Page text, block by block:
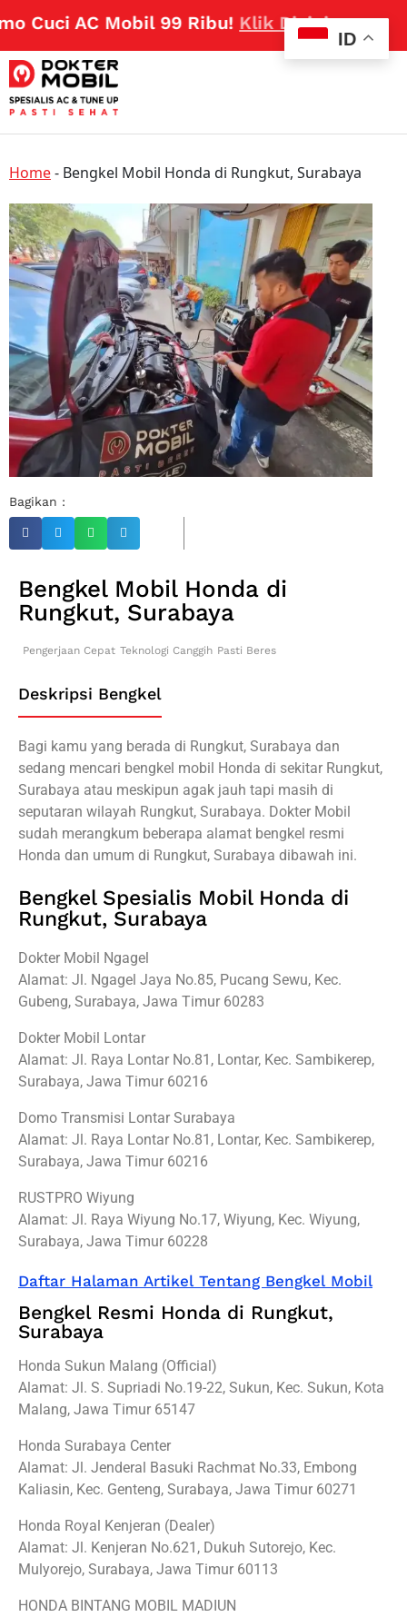
AC Mobil 99 Ribu!Klik Disini
Home- Bengkel Mobil Honda di Rungkut, Surabaya
Bagikan :
Bengkel Mobil Honda di
Rungkut, Surabaya
Pengerjaan Cepat Teknologi Canggih Pasti Beres
Deskripsi Bengkel
Bagi kamu yang berada di Rungkut, Surabaya dan
sedang mencari bengkel mobil Honda di sekitar Rungkut,
Surabaya atau meskipun agak jauh tapi masih di
seputaran wilayah Rungkut, Surabaya. Dokter Mobil
sudah merangkum beberapa alamat bengkel resmi
Honda dan umum di Rungkut, Surabaya dibawah ini.
Bengkel Spesialis Mobil Honda di
Rungkut, Surabaya
Dokter Mobil Ngagel
Alamat: Jl. Ngagel Jaya No.85, Pucang Sewu, Kec.
Gubeng, Surabaya, Jawa Timur 60283
Dokter Mobil Lontar
Alamat: Jl. Raya Lontar No.81, Lontar, Kec. Sambikerep,
Surabaya, Jawa Timur 60216
Domo Transmisi Lontar Surabaya
Alamat: Jl. Raya Lontar No.81, Lontar, Kec. Sambikerep,
Surabaya, Jawa Timur 60216
RUSTPRO Wiyung
Alamat: Jl. Raya Wiyung No.17, Wiyung, Kec. Wiyung,
Surabaya, Jawa Timur 60228
Daftar Halaman Artikel Tentang Bengkel Mobil
Bengkel Resmi Honda di Rungkut,
Surabaya
Honda Sukun Malang (Official)
Alamat: Jl. S. Supriadi No.19-22, Sukun, Kec. Sukun, Kota
Malang, Jawa Timur 65147
Honda Surabaya Center
Alamat: Jl. Jenderal Basuki Rachmat No.33, Embong
Kaliasin, Kec. Genteng, Surabaya, Jawa Timur 60271
Honda Royal Kenjeran (Dealer)
Alamat: Jl. Kenjeran No.621, Dukuh Sutorejo, Kec.
Mulyorejo, Surabaya, Jawa Timur 60113
HONDA BINTANG MOBIL MADIUN
ID